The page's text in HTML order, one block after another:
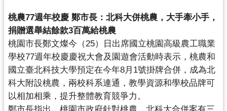
訊
錄
業
務
資
訊
訊
桃農77週年校慶 鄭市長：北科大併桃農，大手牽小手，
捐贈選舉結餘款3百萬給桃農
桃園市長鄭文燦今（25） 日出席國立桃園高級農工職業
學校77週年校慶慶祝大會及園遊會活動時表示，桃農和
國立臺北科技大學預定在今年8月1號掛牌合併， 成為北
科大附設桃農，兩校科系連通， 教學資源和學校品牌可
以相加相乘，提升整體教育競爭力。
鄭市長指出，桃園市政府針對桃農、北科大合併案有三